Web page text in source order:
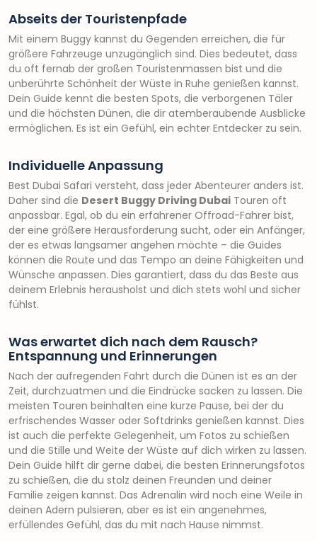
Abseits der Touristenpfade
Mit einem Buggy kannst du Gegenden erreichen, die für
größere Fahrzeuge unzugänglich sind. Dies bedeutet, dass
du oft fernab der großen Touristenmassen bist und die
unberührte Schönheit der Wüste in Ruhe genießen kannst.
Dein Guide kennt die besten Spots, die verborgenen Täler
und die höchsten Dünen, die dir atemberaubende Ausblicke
ermöglichen. Es ist ein Gefühl, ein echter Entdecker zu sein.
Individuelle Anpassung
Best Dubai Safari versteht, dass jeder Abenteurer anders ist.
Daher sind die Desert Buggy Driving Dubai Touren oft
anpassbar. Egal, ob du ein erfahrener Offroad-Fahrer bist,
der eine größere Herausforderung sucht, oder ein Anfänger,
der es etwas langsamer angehen möchte – die Guides
können die Route und das Tempo an deine Fähigkeiten und
Wünsche anpassen. Dies garantiert, dass du das Beste aus
deinem Erlebnis herausholst und dich stets wohl und sicher
fühlst.
Was erwartet dich nach dem Rausch?
Entspannung und Erinnerungen
Nach der aufregenden Fahrt durch die Dünen ist es an der
Zeit, durchzuatmen und die Eindrücke sacken zu lassen. Die
meisten Touren beinhalten eine kurze Pause, bei der du
erfrischendes Wasser oder Softdrinks genießen kannst. Dies
ist auch die perfekte Gelegenheit, um Fotos zu schießen
und die Stille und Weite der Wüste auf dich wirken zu lassen.
Dein Guide hilft dir gerne dabei, die besten Erinnerungsfotos
zu schießen, die du stolz deinen Freunden und deiner
Familie zeigen kannst. Das Adrenalin wird noch eine Weile in
deinen Adern pulsieren, aber es ist ein angenehmes,
erfüllendes Gefühl, das du mit nach Hause nimmst.